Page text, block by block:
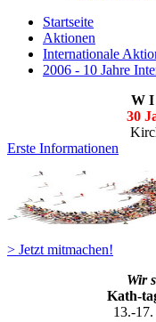
Startseite
Aktionen
Internationale
2006 - 10 Jahre
W I
30
Erste Informationen
> Jetzt mitmachen!
Wir
Kath-ta
13.-